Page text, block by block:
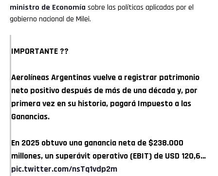
ministro de Economía sobre las políticas aplicadas por el
gobierno nacional de Milei.
IMPORTANTE ??
Aerolíneas Argentinas vuelve a registrar patrimonio
neto positivo después de más de una década y, por
primera vez en su historia, pagará Impuesto a las
Ganancias.
En 2025 obtuvo una ganancia neta de $238.000
millones, un superávit operativo (EBIT) de USD 120,6…
pic.twitter.com/nsTq1vdp2m